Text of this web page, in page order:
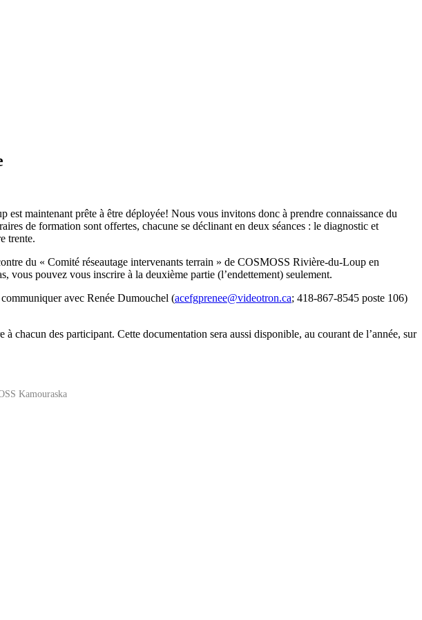
maintenant prête à être déployée! Nous vous invitons donc à prendre connaissance du
de formation sont offertes, chacune se déclinant en deux séances : le diagnostic et
trente.
du « Comité réseautage intervenants terrain » de COSMOSS Rivière-du-Loup en
vous pouvez vous inscrire à la deuxième partie (l’endettement) seulement.
avec Renée Dumouchel (acefgprenee@videotron.ca; 418-867-8545 poste 106)
chacun des participant. Cette documentation sera aussi disponible, au courant de l’année, sur
Kamouraska